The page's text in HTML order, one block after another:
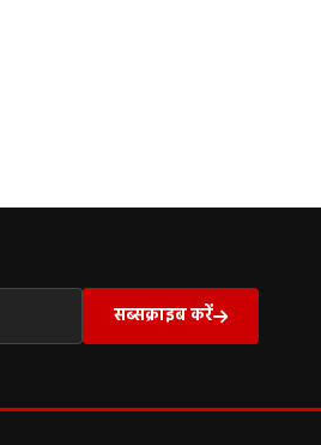
सब्सक्राइब करें